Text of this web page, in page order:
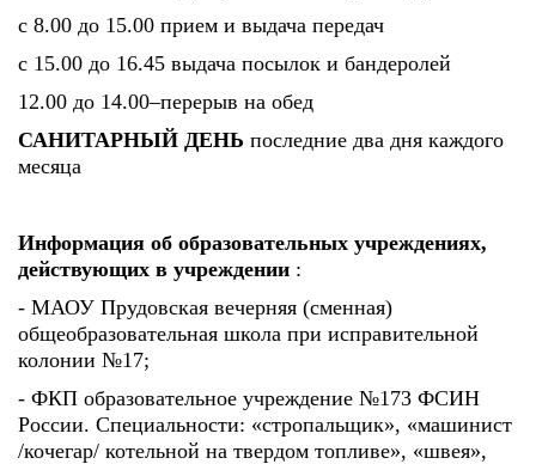
с 8.00 до 15.00 прием и выдача передач
с 15.00 до 16.45 выдача посылок и бандеролей
12.00 до 14.00–перерыв на обед
САНИТАРНЫЙ ДЕНЬ последние два дня каждого
месяца
Информация об образовательных учреждениях,
действующих в учреждении :
- МАОУ Прудовская вечерняя (сменная)
общеобразовательная школа при исправительной
колонии №17;
- ФКП образовательное учреждение №173 ФСИН
России. Специальности: «стропальщик», «машинист
/кочегар/ котельной на твердом топливе», «швея»,